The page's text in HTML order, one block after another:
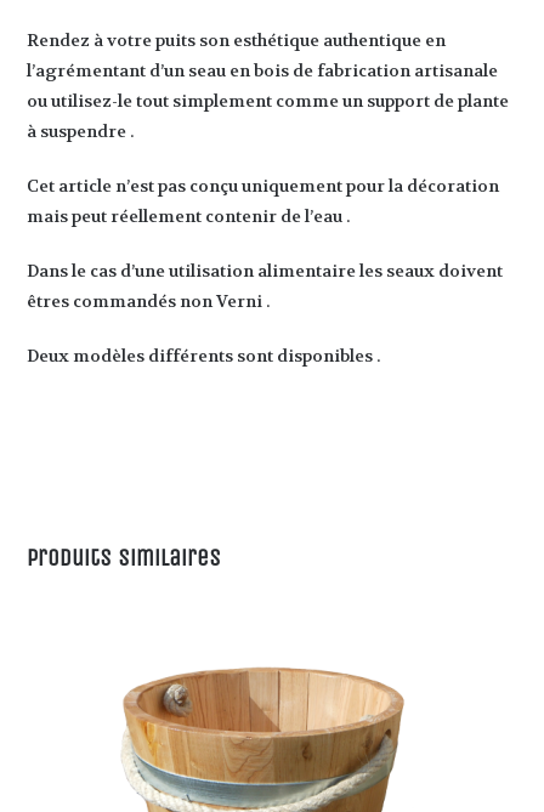
Rendez à votre puits son esthétique authentique en
l’agrémentant d’un seau en bois de fabrication artisanale
ou utilisez-le tout simplement comme un support de plante
à suspendre .
Cet article n’est pas conçu uniquement pour la décoration
mais peut réellement contenir de l’eau .
Dans le cas d’une utilisation alimentaire les seaux doivent
êtres commandés non Verni .
Deux modèles différents sont disponibles .
Produits similaires